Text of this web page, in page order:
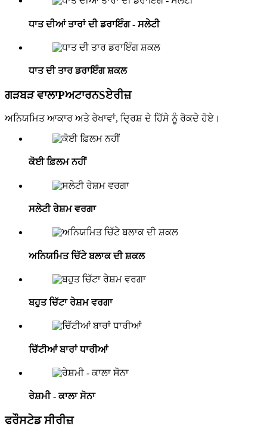
ਧਾਤ ਦੀਆਂ ਤਾਰਾਂ ਦੀ ਡਰਾਇੰਗ - ਸਲੇਟੀ
ਧਾਤ ਦੀ ਤਾਰ ਡਰਾਇੰਗ ਸ਼ਕਲ
ਗੜਬੜ ਵਾਲਾPਅਟਾਰਨSਏਰੀਜ਼
ਅਨਿਯਮਿਤ ਆਕਾਰ ਅਤੇ ਰੇਖਾਵਾਂ, ਦ੍ਰਿਸ਼ ਦੇ ਹਿੱਸੇ ਨੂੰ ਰੋਕਦੇ ਹੋਏ।
ਕੋਈ ਫ਼ਿਲਮ ਨਹੀਂ
ਸਲੇਟੀ ਰੇਸ਼ਮ ਵਰਗਾ
ਅਨਿਯਮਿਤ ਚਿੱਟੇ ਬਲਾਕ ਦੀ ਸ਼ਕਲ
ਬਹੁਤ ਚਿੱਟਾ ਰੇਸ਼ਮ ਵਰਗਾ
ਚਿੱਟੀਆਂ ਬਾਰਾਂ ਧਾਰੀਆਂ
ਰੇਸ਼ਮੀ - ਕਾਲਾ ਸੋਨਾ
ਫਰੌਸਟੇਡ ਸੀਰੀਜ਼